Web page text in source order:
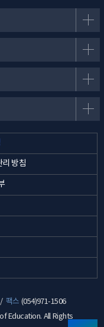
리 방침
팩스 (054)971-1506
Education. All Rights